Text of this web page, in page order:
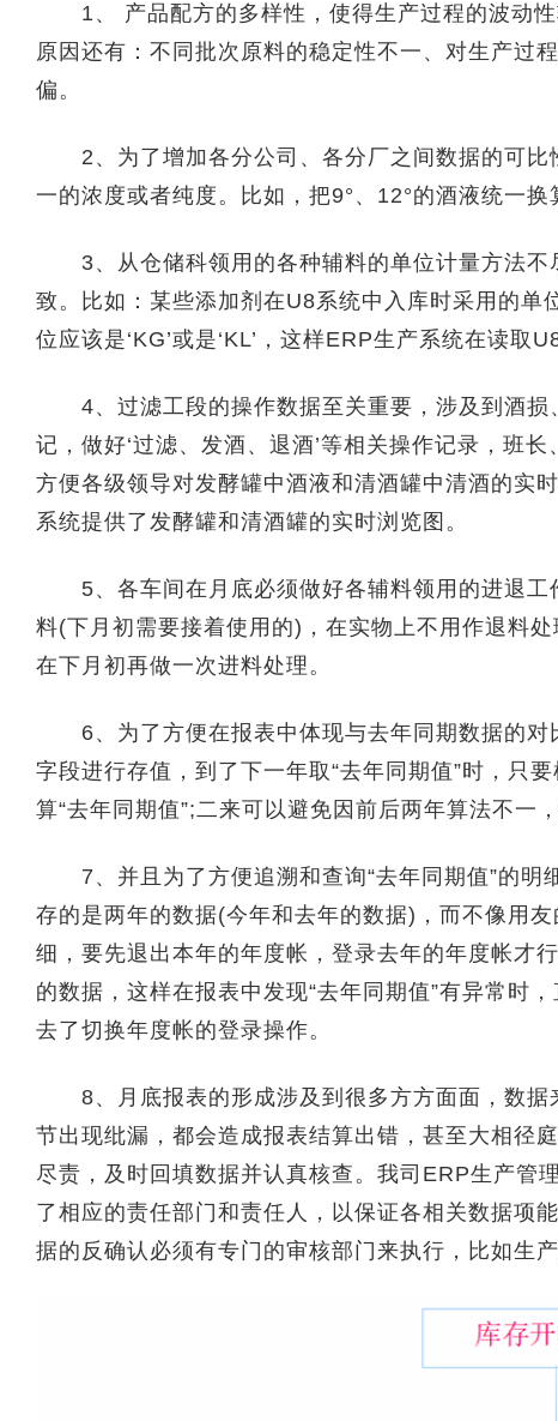
1、 产品配方的多样性，使得生产过程的波动性
原因还有：不同批次原料的稳定性不一、对生产过
偏。
2、为了增加各分公司、各分厂之间数据的可比
一的浓度或者纯度。比如，把9°、12°的酒液统一换
3、从仓储科领用的各种辅料的单位计量方法不
致。比如：某些添加剂在U8系统中入库时采用的单
位应该是‘KG’或是‘KL’，这样ERP生产系统在读取
4、过滤工段的操作数据至关重要，涉及到酒损
记，做好‘过滤、发酒、退酒’等相关操作记录，班
方便各级领导对发酵罐中酒液和清酒罐中清酒的实
系统提供了发酵罐和清酒罐的实时浏览图。
5、各车间在月底必须做好各辅料领用的进退工
料(下月初需要接着使用的)，在实物上不用作退料
在下月初再做一次进料处理。
6、为了方便在报表中体现与去年同期数据的对
字段进行存值，到了下一年取“去年同期值”时，只
算“去年同期值”;二来可以避免因前后两年算法不一
7、并且为了方便追溯和查询“去年同期值”的明
存的是两年的数据(今年和去年的数据)，而不像用
细，要先退出本年的年度帐，登录去年的年度帐才
的数据，这样在报表中发现“去年同期值”有异常时
去了切换年度帐的登录操作。
8、月底报表的形成涉及到很多方方面面，数据
节出现纰漏，都会造成报表结算出错，甚至大相径
尽责，及时回填数据并认真核查。我司ERP生产管
了相应的责任部门和责任人，以保证各相关数据项
据的反确认必须有专门的审核部门来执行，比如生